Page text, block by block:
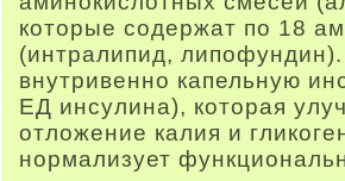
которые содержат по 18
(интралипид,
внутривенно капельную
ЕД инсулина), которая
отложение калия и
нормализует